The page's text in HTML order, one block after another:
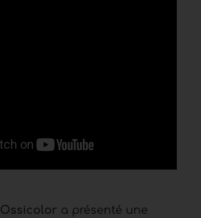
Ossicolor a présenté une